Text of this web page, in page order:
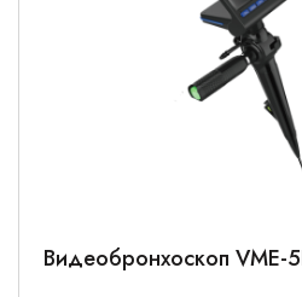
Видеобронхоскоп VME-